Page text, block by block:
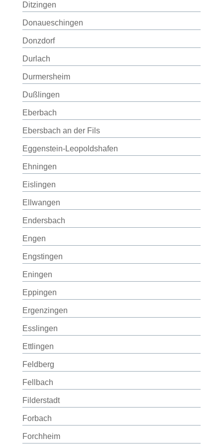
Ditzingen
Donaueschingen
Donzdorf
Durlach
Durmersheim
Dußlingen
Eberbach
Ebersbach an der Fils
Eggenstein-Leopoldshafen
Ehningen
Eislingen
Ellwangen
Endersbach
Engen
Engstingen
Eningen
Eppingen
Ergenzingen
Esslingen
Ettlingen
Feldberg
Fellbach
Filderstadt
Forbach
Forchheim